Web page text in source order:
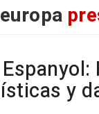
europa
y